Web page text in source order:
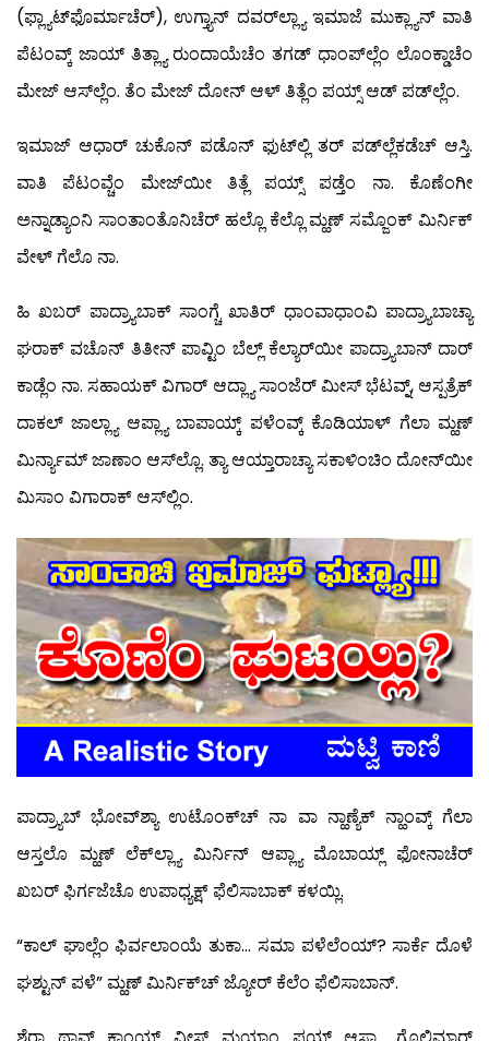
(ಫ್ಲ್ಯಾಟ್‍ಫೊರ್ಮಾಚೆರ್), ಉಗ್ತ್ಯಾನ್ ದವರ್‌ಲ್ಲ್ಯಾ ಇಮಾಜೆ ಮುಕ್ಲ್ಯಾನ್ ವಾತಿ
ಪೆಟಂವ್ಕ್ ಜಾಯ್ ತಿತ್ಲ್ಯಾ ರುಂದಾಯೆಚೆಂ ತಗಡ್ ಧಾಂಪ್‍ಲ್ಲೆಂ ಲೊಂಕ್ಡಾಚೆಂ
ಮೇಜ್ ಆಸ್‍ಲ್ಲೆಂ. ತೆಂ ಮೇಜ್ ದೋನ್ ಆಳ್ ತಿತ್ಲೆಂ ಪಯ್ಸ್ ಆಡ್ ಪಡ್‍ಲ್ಲೆಂ.
ಇಮಾಜ್ ಆಧಾರ್ ಚುಕೊನ್ ಪಡೊನ್ ಫುಟ್‍ಲ್ಲಿ ತರ್ ಪಡ್‍ಲ್ಲೆಕಡೆಚ್ ಆಸ್ತಿ.
ವಾತಿ ಪೆಟಂವ್ಚೆಂ ಮೇಜ್‍ಯೀ ತಿತ್ಲೆ ಪಯ್ಸ್ ಪಡ್ತೆಂ ನಾ. ಕೊಣೆಂಗೀ
ಅನ್ನಾಡ್ಯಾಂನಿ ಸಾಂತಾಂತೊನಿಚೆರ್ ಹಲ್ಲೊ ಕೆಲ್ಲೊ ಮ್ಹಣ್ ಸಮ್ಜೊಂಕ್ ಮಿರ್ನಿಕ್
ವೇಳ್ ಗೆಲೊ ನಾ.
ಹಿ ಖಬರ್ ಪಾದ್ರ್ಯಾಬಾಕ್ ಸಾಂಗ್ಚೆ ಖಾತಿರ್ ಧಾಂವಾಧಾಂವಿ ಪಾದ್ರ್ಯಾಬಾಚ್ಯಾ
ಘರಾಕ್ ವಚೊನ್ ತಿತೀನ್ ಪಾವ್ಟಿಂ ಬೆಲ್ಲ್ ಕೆಲ್ಯಾರ್‌ಯೀ ಪಾದ್ರ್ಯಾಬಾನ್ ದಾರ್
ಕಾಡ್ಲೆಂ ನಾ. ಸಹಾಯಕ್ ವಿಗಾರ್ ಆದ್ಲ್ಯಾ ಸಾಂಜೆರ್ ಮೀಸ್ ಭೆಟವ್ನ್, ಆಸ್ಪತ್ರೆಕ್
ದಾಕಲ್ ಜಾಲ್ಲ್ಯಾ ಆಪ್ಲ್ಯಾ ಬಾಪಾಯ್ಕ್ ಪಳೆಂವ್ಕ್ ಕೊಡಿಯಾಳ್ ಗೆಲಾ ಮ್ಹಣ್
ಮಿರ್ನ್ಯಾಮ್ ಜಾಣಾಂ ಆಸ್‍ಲ್ಲೊ. ತ್ಯಾ ಆಯ್ತಾರಾಚ್ಯಾ ಸಕಾಳಿಂಚಿಂ ದೋನ್‍ಯೀ
ಮಿಸಾಂ ವಿಗಾರಾಕ್ ಆಸ್‍ಲ್ಲಿಂ.
ಪಾದ್ರ್ಯಾಬ್ ಭೋವ್‍ಶ್ಯಾ ಉಟೊಂಕ್‍ಚ್ ನಾ ವಾ ನ್ಹಾಣ್ಯೆಕ್ ನ್ಹಾಂವ್ಕ್ ಗೆಲಾ
ಆಸ್ತಲೊ ಮ್ಹಣ್ ಲೆಕ್‍ಲ್ಲ್ಯಾ ಮಿರ್ನಿನ್ ಆಪ್ಲ್ಯಾ ಮೊಬಾಯ್ಲ್ ಫೋನಾಚೆರ್
ಖಬರ್ ಫಿರ್ಗಜೆಚೊ ಉಪಾಧ್ಯಕ್ಷ್ ಫೆಲಿಸಾಬಾಕ್ ಕಳಯ್ಲಿ.
“ಕಾಲ್ ಘಾಲ್ಲೆಂ ಫಿರ್ವಲಾಂಯೆ ತುಕಾ… ಸಮಾ ಪಳೆಲೆಂಯ್? ಸಾರ್ಕೆ ದೊಳೆ
ಘಶ್ಟುನ್ ಪಳೆ” ಮ್ಹಣ್ ಮಿರ್ನಿಕ್‍ಚ್ ಜ್ಯೋರ್ ಕೆಲೆಂ ಫೆಲಿಸಾಬಾನ್.